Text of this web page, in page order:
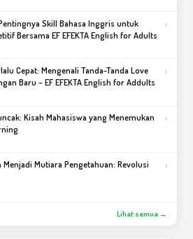
Skill Bahasa Inggris untuk
Bertahan di Era Kompetitif Bersama EF EFEKTA English for Adults
›
Cepat: Mengenali Tanda-Tanda Love
Baru – EF EFEKTA English for Addults
›
Kisah Mahasiswa yang Menemukan
›
Menjadi Mutiara Pengetahuan: Revolusi
›
Lihat semua →